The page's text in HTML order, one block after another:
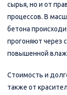
сырья, но и от
процессов. В
бетона
прогоняют через
повышенной
Стоимость и
также от